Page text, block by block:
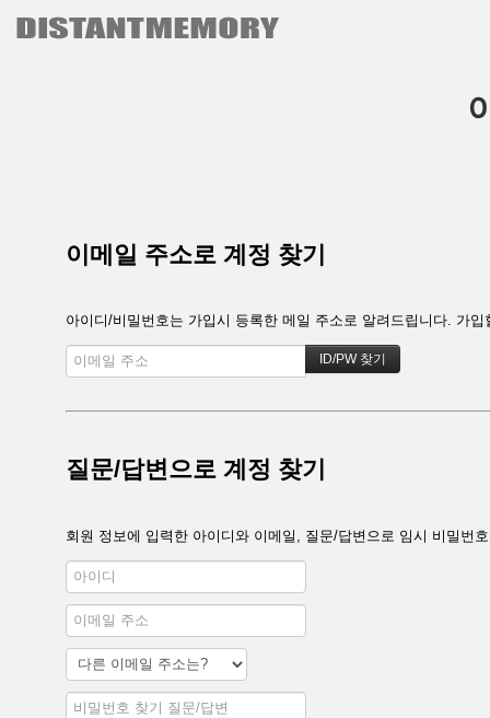
본문으로 바로가기
이메일 주소로 계정 찾기
아이디/비밀번호는 가입시 등록한 메일 주소로 알려드립니다. 가
질문/답변으로 계정 찾기
회원 정보에 입력한 아이디와 이메일, 질문/답변으로 임시 비밀번